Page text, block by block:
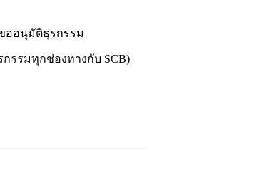
ออนุมัติธุรกรรม
กรรมทุกช่องทางกับ SCB)